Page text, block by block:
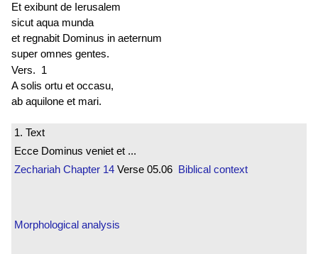
Et exibunt de Ierusalem
sicut aqua munda
et regnabit Dominus in aeternum
super omnes gentes.
Vers. 1
A solis ortu et occasu,
ab aquilone et mari.
1. Text
Ecce Dominus veniet et ...
Zechariah Chapter 14 Verse 05.06 Biblical context
Morphological analysis